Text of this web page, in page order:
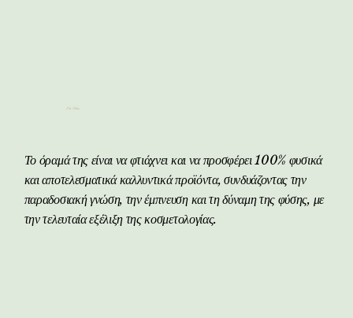
Το όραμά της είναι να φτιάχνει και να προσφέρει 100% φυσικά
και αποτελεσματικά καλλυντικά προϊόντα, συνδυάζοντας την
παραδοσιακή γνώση, την έμπνευση και τη δύναμη της φύσης, με
την τελευταία εξέλιξη της κοσμετολογίας.
Our Vision